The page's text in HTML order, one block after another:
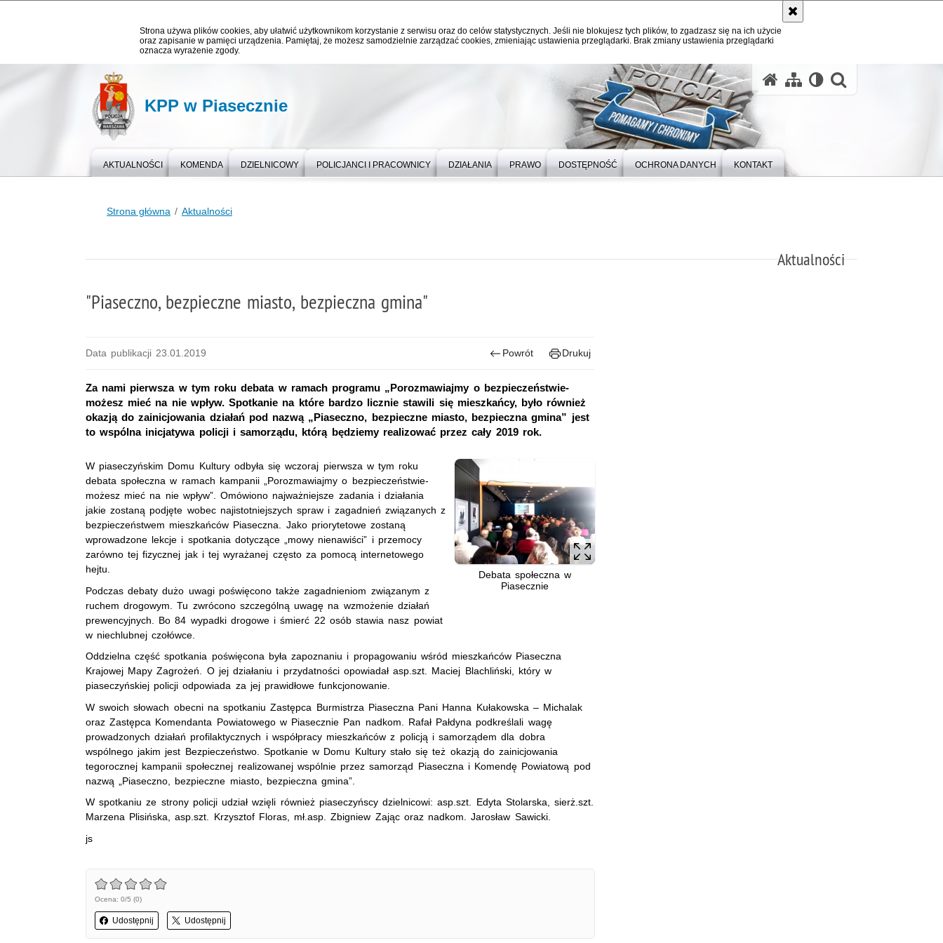
Strona używa plików cookies, aby ułatwić użytkownikom korzystanie z serwisu oraz do celów statystycznych. Jeśli nie blokujesz tych plików, to zgadzasz się na ich użycie
oraz zapisanie w pamięci urządzenia. Pamiętaj, że możesz samodzielnie zarządzać cookies, zmieniając ustawienia przeglądarki. Brak zmiany ustawienia przeglądarki
oznacza wyrażenie zgody.
KPP w Piasecznie
AKTUALNOŚCI KOMENDA DZIELNICOWY POLICJANCI I PRACOWNICY DZIAŁANIA PRAWO DOSTĘPNOŚĆ OCHRONA DANYCH KONTAKT
Strona główna Aktualności
Aktualności
"Piaseczno, bezpieczne miasto, bezpieczna gmina"
Data publikacji 23.01.2019 Powrót Drukuj
Za nami pierwsza w tym roku debata w ramach programu „Porozmawiajmy o bezpieczeństwie-
możesz mieć na nie wpływ. Spotkanie na które bardzo licznie stawili się mieszkańcy, było również
okazją do zainicjowania działań pod nazwą „Piaseczno, bezpieczne miasto, bezpieczna gmina” jest
to wspólna inicjatywa policji i samorządu, którą będziemy realizować przez cały 2019 rok.
Debata społeczna w
Piasecznie
W piaseczyńskim Domu Kultury odbyła się wczoraj pierwsza w tym roku
debata społeczna w ramach kampanii „Porozmawiajmy o bezpieczeństwie-
możesz mieć na nie wpływ”. Omówiono najważniejsze zadania i działania
jakie zostaną podjęte wobec najistotniejszych spraw i zagadnień związanych z
bezpieczeństwem mieszkańców Piaseczna. Jako priorytetowe zostaną
wprowadzone lekcje i spotkania dotyczące „mowy nienawiści” i przemocy
zarówno tej fizycznej jak i tej wyrażanej często za pomocą internetowego
hejtu.
Podczas debaty dużo uwagi poświęcono także zagadnieniom związanym z
ruchem drogowym. Tu zwrócono szczególną uwagę na wzmożenie działań
prewencyjnych. Bo 84 wypadki drogowe i śmierć 22 osób stawia nasz powiat
w niechlubnej czołówce.
Oddzielna część spotkania poświęcona była zapoznaniu i propagowaniu wśród mieszkańców Piaseczna
Krajowej Mapy Zagrożeń. O jej działaniu i przydatności opowiadał asp.szt. Maciej Blachliński, który w
piaseczyńskiej policji odpowiada za jej prawidłowe funkcjonowanie.
W swoich słowach obecni na spotkaniu Zastępca Burmistrza Piaseczna Pani Hanna Kułakowska – Michalak
oraz Zastępca Komendanta Powiatowego w Piasecznie Pan nadkom. Rafał Pałdyna podkreślali wagę
prowadzonych działań profilaktycznych i współpracy mieszkańców z policją i samorządem dla dobra
wspólnego jakim jest Bezpieczeństwo. Spotkanie w Domu Kultury stało się też okazją do zainicjowania
tegorocznej kampanii społecznej realizowanej wspólnie przez samorząd Piaseczna i Komendę Powiatową pod
nazwą „Piaseczno, bezpieczne miasto, bezpieczna gmina”.
W spotkaniu ze strony policji udział wzięli również piaseczyńscy dzielnicowi: asp.szt. Edyta Stolarska, sierż.szt.
Marzena Plisińska, asp.szt. Krzysztof Floras, mł.asp. Zbigniew Zając oraz nadkom. Jarosław Sawicki.
js
Ocena: 0/5 (0)
Udostępnij Udostępnij